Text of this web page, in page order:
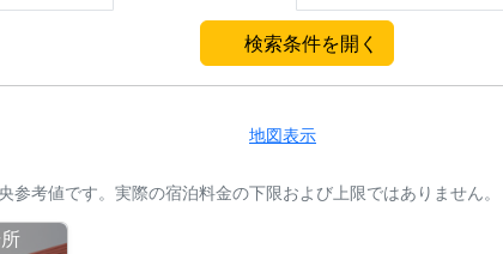
検索条件を開く
地図表示
考値です。実際の宿泊料金の下限および上限ではありません。